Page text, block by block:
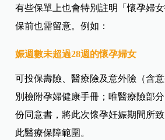
有些保單上也會特別註明「懷孕婦
保前也需留意。例如：
娠週數未超過28週的懷孕婦女
可投保壽險、醫療險及意外險（含
別檢附孕婦健康手冊；唯醫療險部
份同意書，將此次懷孕妊娠期間所
此醫療保障範圍。